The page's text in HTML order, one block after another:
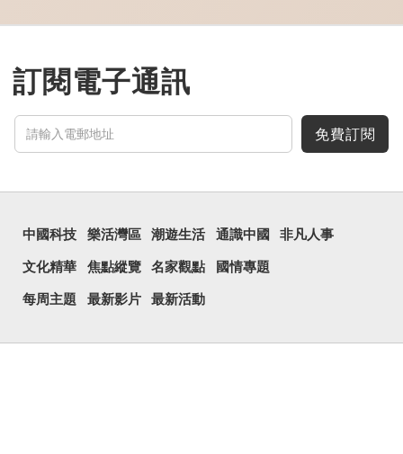
多年前，蘋果手機推出
能，便用上「瞐」這個字，
表達iPhone12有由8位提
升至10位HDR影片拍攝功
色，達到專...
訂閱電子通訊
免費訂閱
中國科技 樂活灣區 潮遊生活 通識中國 非凡人事
文化精華 焦點縱覽 名家觀點 國情專題
每周主題 最新影片 最新活動